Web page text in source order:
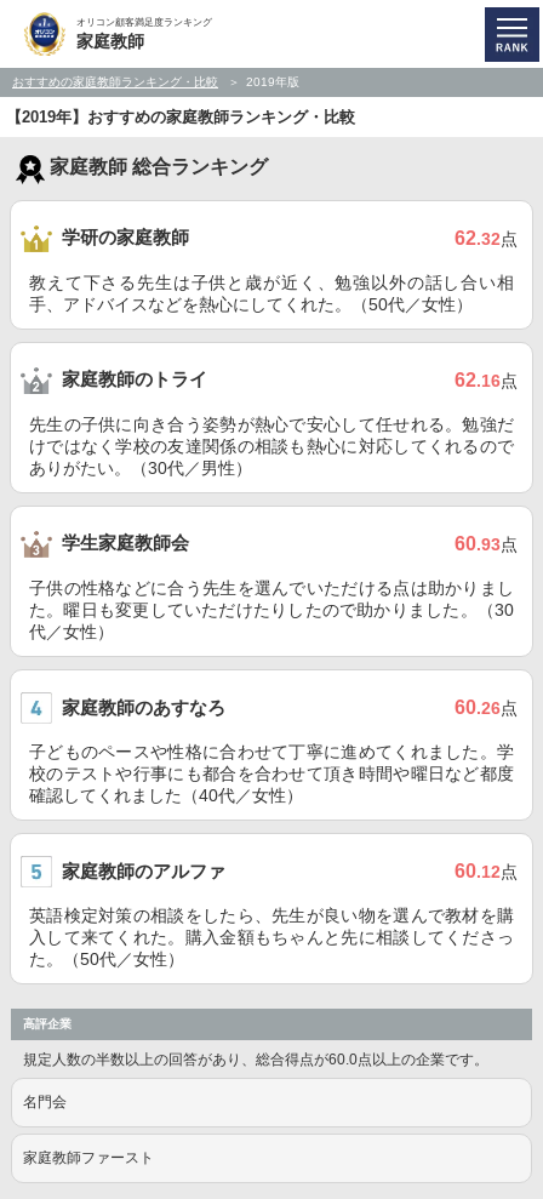
オリコン顧客満足度ランキング
家庭教師
おすすめの家庭教師ランキング・比較 2019年版
【2019年】おすすめの家庭教師ランキング・比較
家庭教師 総合ランキング
学研の家庭教師 62.32点
教えて下さる先生は子供と歳が近く、勉強以外の話し合い相
手、アドバイスなどを熱心にしてくれた。（50代／女性）
家庭教師のトライ 62.16点
先生の子供に向き合う姿勢が熱心で安心して任せれる。勉強だ
けではなく学校の友達関係の相談も熱心に対応してくれるので
ありがたい。（30代／男性）
学生家庭教師会 60.93点
子供の性格などに合う先生を選んでいただける点は助かりまし
た。曜日も変更していただけたりしたので助かりました。（30
代／女性）
家庭教師のあすなろ 60.26点
子どものペースや性格に合わせて丁寧に進めてくれました。学
校のテストや行事にも都合を合わせて頂き時間や曜日など都度
確認してくれました（40代／女性）
家庭教師のアルファ 60.12点
英語検定対策の相談をしたら、先生が良い物を選んで教材を購
入して来てくれた。購入金額もちゃんと先に相談してくださっ
た。（50代／女性）
高評企業
規定人数の半数以上の回答があり、総合得点が60.0点以上の企業です。
名門会
家庭教師ファースト